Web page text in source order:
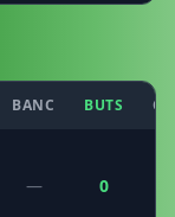
BANC BUTS
— 0